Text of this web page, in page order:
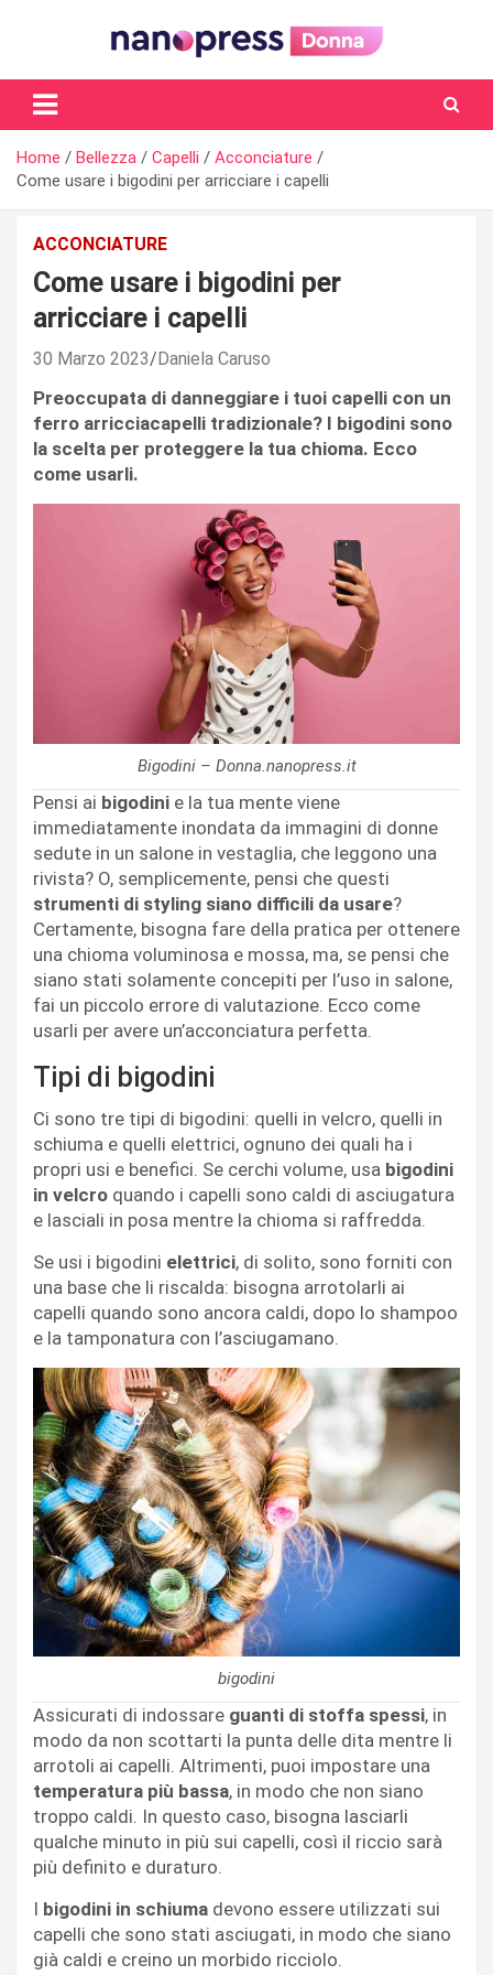
Il magazine femminile di Nanopress.it
Home Bellezza Capelli
Acconciature
Come usare i bigodini per arricciare i capelli
ACCONCIATURE
Come usare i bigodini per
arricciare i capelli
30 Marzo 2023 Daniela Caruso
Preoccupata di danneggiare i tuoi capelli con un
ferro arricciacapelli tradizionale? I bigodini sono
la scelta per proteggere la tua chioma. Ecco
come usarli.
Bigodini – Donna.nanopress.it
Pensi ai bigodini e la tua mente viene
immediatamente inondata da immagini di donne
sedute in un salone in vestaglia, che leggono una
rivista? O, semplicemente, pensi che questi
strumenti di styling siano difficili da usare?
Certamente, bisogna fare della pratica per ottenere
una chioma voluminosa e mossa, ma, se pensi che
siano stati solamente concepiti per l’uso in salone,
fai un piccolo errore di valutazione. Ecco come
usarli per avere un’acconciatura perfetta.
Tipi di bigodini
Ci sono tre tipi di bigodini: quelli in velcro, quelli in
schiuma e quelli elettrici, ognuno dei quali ha i
propri usi e benefici. Se cerchi volume, usa bigodini
in velcro quando i capelli sono caldi di asciugatura
e lasciali in posa mentre la chioma si raffredda.
Se usi i bigodini elettrici, di solito, sono forniti con
una base che li riscalda: bisogna arrotolarli ai
capelli quando sono ancora caldi, dopo lo shampoo
e la tamponatura con l’asciugamano.
bigodini
Assicurati di indossare guanti di stoffa spessi, in
modo da non scottarti la punta delle dita mentre li
arrotoli ai capelli. Altrimenti, puoi impostare una
temperatura più bassa, in modo che non siano
troppo caldi. In questo caso, bisogna lasciarli
qualche minuto in più sui capelli, così il riccio sarà
più definito e duraturo.
I bigodini in schiuma devono essere utilizzati sui
capelli che sono stati asciugati, in modo che siano
già caldi e creino un morbido ricciolo.